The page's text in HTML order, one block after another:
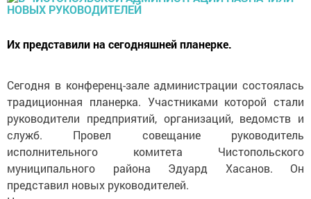
Их представили на сегодняшней планерке.
Сегодня в конференц-зале администрации состоялась
традиционная планерка. Участниками которой стали
руководители предприятий, организаций, ведомств и
служб. Провел совещание руководитель
исполнительного комитета Чистопольского
муниципального района Эдуард Хасанов. Он
представил новых руководителей.